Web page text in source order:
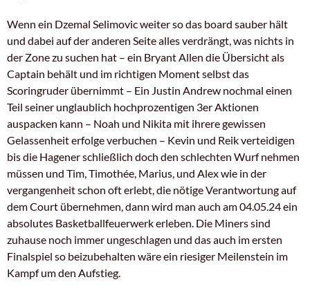
Wenn ein Dzemal Selimovic weiter so das board sauber hält
und dabei auf der anderen Seite alles verdrängt, was nichts in
der Zone zu suchen hat – ein Bryant Allen die Übersicht als
Captain behält und im richtigen Moment selbst das
Scoringruder übernimmt – Ein Justin Andrew nochmal einen
Teil seiner unglaublich hochprozentigen 3er Aktionen
auspacken kann – Noah und Nikita mit ihrere gewissen
Gelassenheit erfolge verbuchen – Kevin und Reik verteidigen
bis die Hagener schließlich doch den schlechten Wurf nehmen
müssen und Tim, Timothée, Marius, und Alex wie in der
vergangenheit schon oft erlebt, die nötige Verantwortung auf
dem Court übernehmen, dann wird man auch am 04.05.24 ein
absolutes Basketballfeuerwerk erleben. Die Miners sind
zuhause noch immer ungeschlagen und das auch im ersten
Finalspiel so beizubehalten wäre ein riesiger Meilenstein im
Kampf um den Aufstieg.